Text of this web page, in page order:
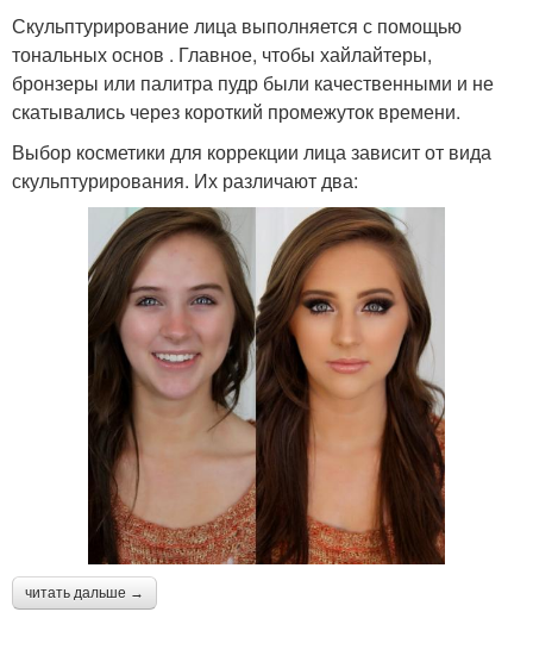
Скульптурирование лица выполняется с помощью
тональных основ . Главное, чтобы хайлайтеры,
бронзеры или палитра пудр были качественными и не
скатывались через короткий промежуток времени.
Выбор косметики для коррекции лица зависит от вида
скульптурирования. Их различают два:
читать дальше →